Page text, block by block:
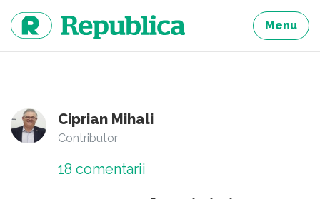
continut
Menu
Ciprian Mihali
Contributor
18 comentarii